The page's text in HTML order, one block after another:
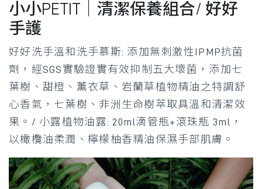
小小PETIT｜清潔保養組合/ 好好
手護
好好洗手溫和洗手慕斯: 添加無刺激性IPMP抗菌
劑，經SGS實驗證實有效抑制五大壞菌，添加七
葉樹、甜橙、薰衣草、岩蘭草植物精油之特調舒
心香氣，七葉樹、非洲生命樹萃取具溫和清潔效
果。/ 小露植物油露: 20ml滴管瓶+滾珠瓶 3ml，
以橄欖油柔潤、檸檬柚香精油保濕手部肌膚。